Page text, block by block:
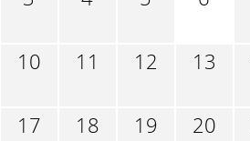
10 11 12 13
17 18 19 20